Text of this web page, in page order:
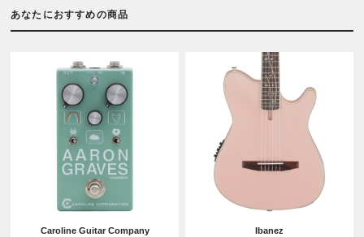
あなたにおすすめの商品
Caroline Guitar Company
Ibanez